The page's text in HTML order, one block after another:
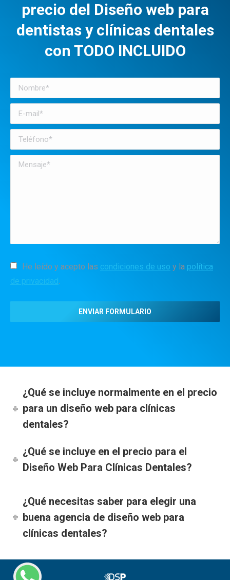
precio del Diseño web para
dentistas y clínicas dentales
con TODO INCLUIDO
He leído y acepto las condiciones de uso y la política
de privacidad .
¿Qué se incluye normalmente en el precio
para un diseño web para clínicas
dentales?
¿Qué se incluye en el precio para el
Diseño Web Para Clínicas Dentales?
¿Qué necesitas saber para elegir una
buena agencia de diseño web para
clínicas dentales?